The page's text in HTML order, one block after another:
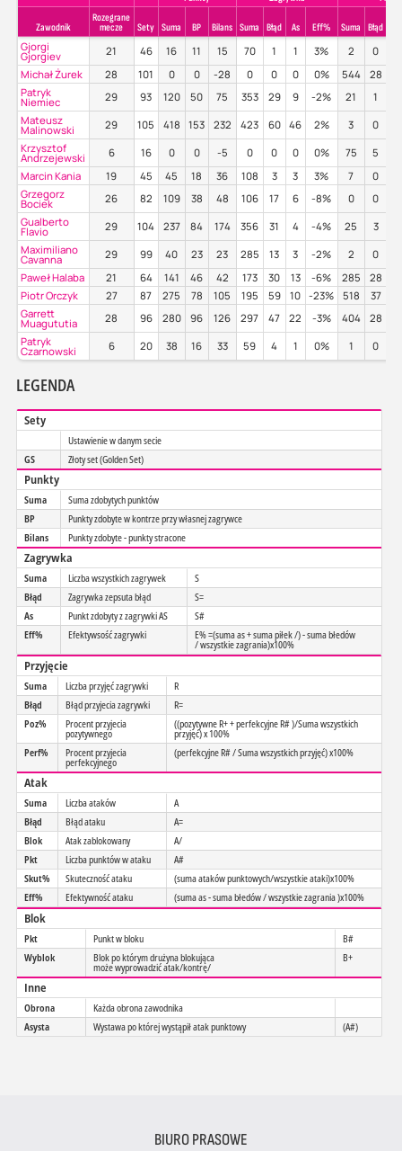
Zawodnik
Rozegrane
mecze
Sety Suma BP Bilans Suma Błąd As Eff% Suma Błąd
Gjorgi
Gjorgiev 21 46 16 11 15 70 1 1 3% 2 0
Michał Żurek
28 101 0 0 -28 0 0 0 0% 544 28
Patryk
Niemiec 29 93 120 50 75 353 29 9 -2% 21 1
Mateusz
Malinowski 29 105 418 153 232 423 60 46 2% 3 0
Krzysztof
Andrzejewski 6 16 0 0 -5 0 0 0 0% 75 5
Marcin Kania
19 45 45 18 36 108 3 3 3% 7 0
Grzegorz
Bociek 26 82 109 38 48 106 17 6 -8% 0 0
Gualberto
Flavio 29 104 237 84 174 356 31 4 -4% 25 3
Maximiliano
Cavanna 29 99 40 23 23 285 13 3 -2% 2 0
Paweł Halaba
21 64 141 46 42 173 30 13 -6% 285 28
Piotr Orczyk
27 87 275 78 105 195 59 10 -23% 518 37
Garrett
Muagututia 28 96 280 96 126 297 47 22 -3% 404 28
Patryk
Czarnowski 6 20 38 16 33 59 4 1 0% 1 0
LEGENDA
Sety
Ustawienie w danym secie
GS
Złoty set (Golden Set)
Punkty
Suma
Suma zdobytych punktów
BP
Punkty zdobyte w kontrze przy własnej zagrywce
Bilans
Punkty zdobyte - punkty stracone
Zagrywka
Suma Liczba wszystkich zagrywek
S
Błąd
Zagrywka zepsuta błąd
S=
As
Punkt zdobyty z zagrywki AS
S#
Eff%
Efektywsość zagrywki E% =(suma as + suma piłek /) - suma błedów
/ wszystkie zagrania)x100%
Przyjęcie
Suma Liczba przyjęć zagrywki
R
Błąd
Błąd przyjecia zagrywki
R=
Poz%
Procent przyjecia
pozytywnego
((pozytywne R+ + perfekcyjne R# )/Suma wszystkich
przyjęć) x 100%
Perf%
Procent przyjecia
perfekcyjnego
(perfekcyjne R# / Suma wszystkich przyjęć) x100%
Atak
Suma Liczba ataków
A
Błąd
Błąd ataku
A=
Blok
Atak zablokowany
A/
Pkt
Liczba punktów w ataku
A#
Skut%
Skuteczność ataku
(suma ataków punktowych/wszystkie ataki)x100%
Eff%
Efektywność ataku (suma as - suma błedów / wszystkie zagrania )x100%
Blok
Pkt Punkt w bloku
B#
Wyblok
Blok po którym drużyna blokująca
może wyprowadzić atak/kontrę/
B+
Inne
Obrona
Każda obrona zawodnika
Asysta
Wystawa po której wystąpił atak punktowy (A#)
BIURO PRASOWE